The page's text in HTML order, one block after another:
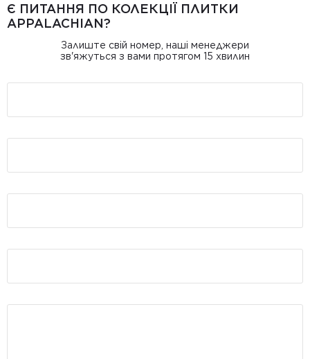
Є ПИТАННЯ ПО КОЛЕКЦІЇ ПЛИТКИ
APPALACHIAN?
Залиште свій номер, наші менеджери
зв'яжуться з вами протягом 15 хвилин